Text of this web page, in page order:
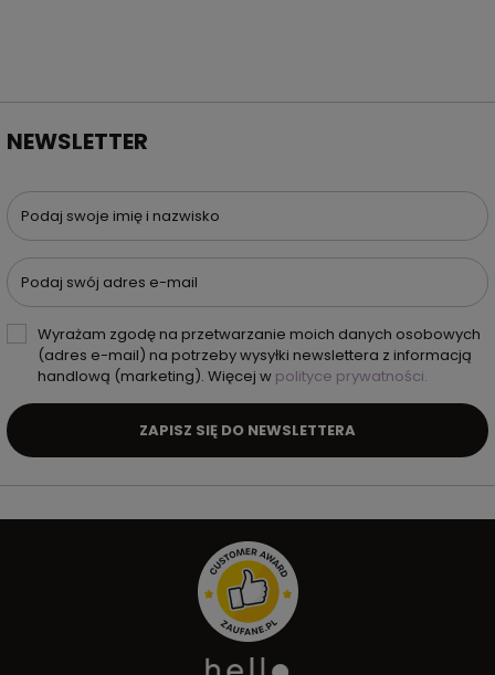
NEWSLETTER
Podaj swoje imię i nazwisko
Podaj swój adres e-mail
Wyrażam zgodę na przetwarzanie moich danych osobowych
(adres e-mail) na potrzeby wysyłki newslettera z informacją
handlową (marketing). Więcej w polityce prywatności.
ZAPISZ SIĘ DO NEWSLETTERA